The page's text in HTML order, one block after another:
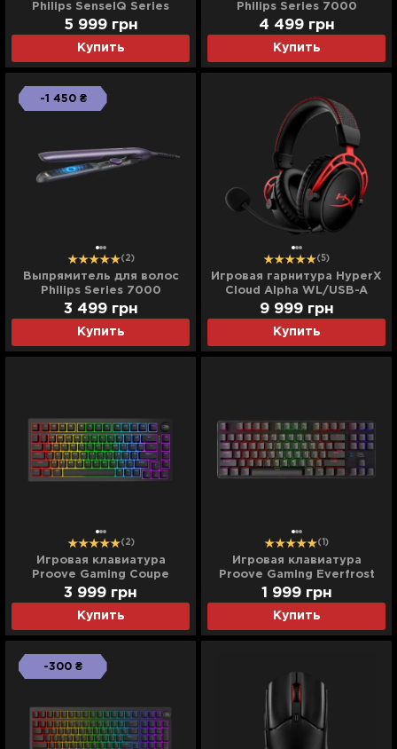
Philips SenseIQ Series
8000
Купить
5 999 грн
Philips Series 7000
Купить
4 499 грн
-1 450 ₴
(2)
Выпрямитель для волос
Philips Series 7000
Купить
3 499 грн
(5)
Игровая гарнитура HyperX
Cloud Alpha WL/USB-A
(Black/Red) (UA)
Купить
9 999 грн
(2)
Игровая клавиатура
Proove Gaming Coupe
(Black) (UA)
Купить
3 999 грн
(1)
Игровая клавиатура
Proove Gaming Everfrost
(Black) (UA)
Купить
1 999 грн
-300 ₴